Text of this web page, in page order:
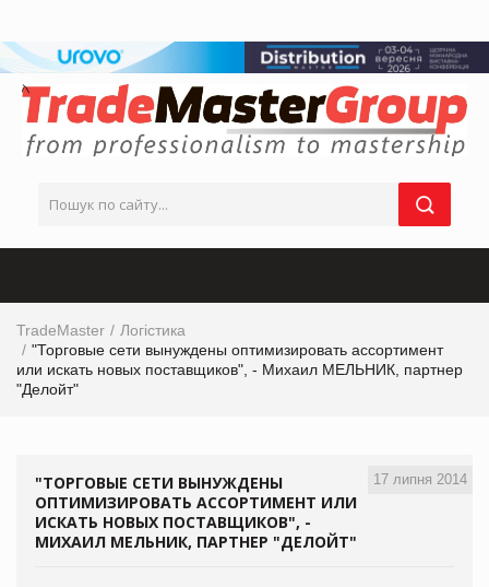
TradeMaster
Логістика
"Торговые сети вынуждены оптимизировать ассортимент
или искать новых поставщиков", - Михаил МЕЛЬНИК, партнер
"Делойт"
17 липня 2014
"ТОРГОВЫЕ СЕТИ ВЫНУЖДЕНЫ
ОПТИМИЗИРОВАТЬ АССОРТИМЕНТ ИЛИ
ИСКАТЬ НОВЫХ ПОСТАВЩИКОВ", -
МИХАИЛ МЕЛЬНИК, ПАРТНЕР "ДЕЛОЙТ"